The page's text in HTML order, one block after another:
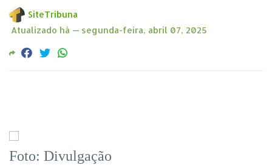
SiteTribuna
Atualizado há — segunda-feira, abril 07, 2025
Foto: Divulgação